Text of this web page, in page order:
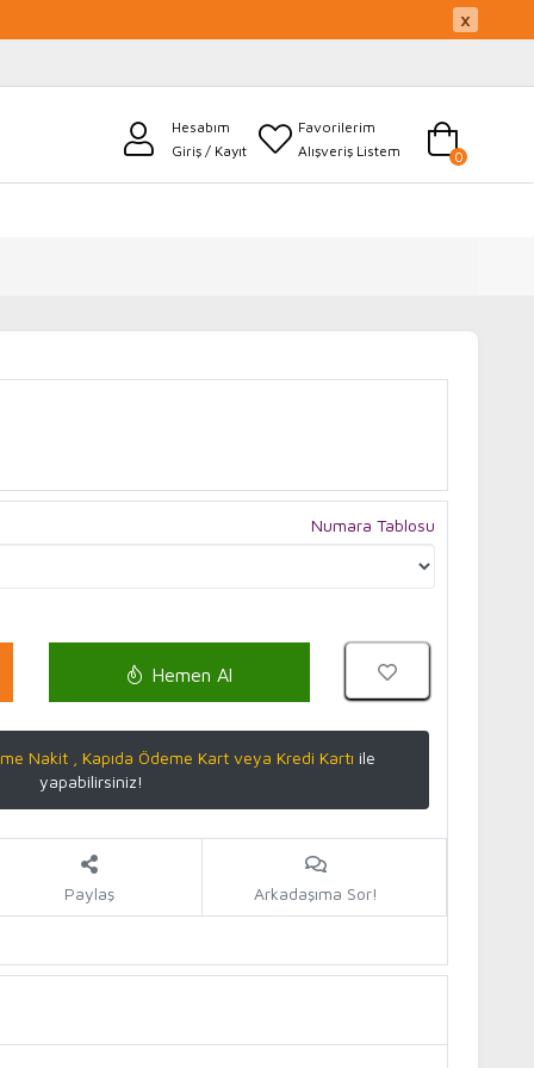
×
Hesabım
Giriş / Kayıt
Favorilerim
Alışveriş Listem
0
Numara Tablosu
Hemen Al
Nakit , Kapıda Ödeme Kart veya Kredi Kartı ile
yapabilirsiniz!
Paylaş Arkadaşıma Sor!